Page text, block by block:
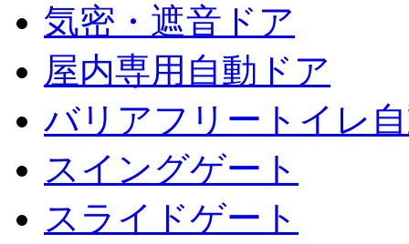
気密・遮音ドア
屋内専用自動ドア
バリアフリートイレ
スイングゲート
スライドゲート